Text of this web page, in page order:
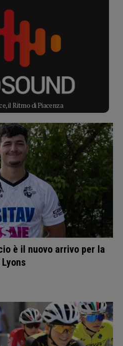
il Ritmo di Piacenza
è il nuovo arrivo per la